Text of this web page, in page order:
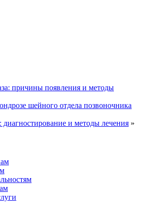
причины появления и методы
шейного отдела позвоночника
и методы лечения »